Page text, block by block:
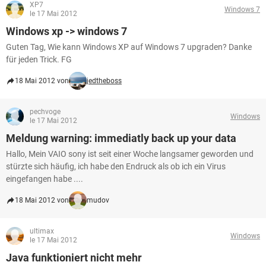
XP7
le 17 Mai 2012
Windows 7
Windows xp -> windows 7
Guten Tag, Wie kann Windows XP auf Windows 7 upgraden? Danke
für jeden Trick. FG
18 Mai 2012 von jedtheboss
pechvoge
le 17 Mai 2012
Windows
Meldung warning: immediatly back up your data
Hallo, Mein VAIO sony ist seit einer Woche langsamer geworden und
stürzte sich häufig, ich habe den Endruck als ob ich ein Virus
eingefangen habe ....
18 Mai 2012 von mudov
ultimax
le 17 Mai 2012
Windows
Java funktioniert nicht mehr